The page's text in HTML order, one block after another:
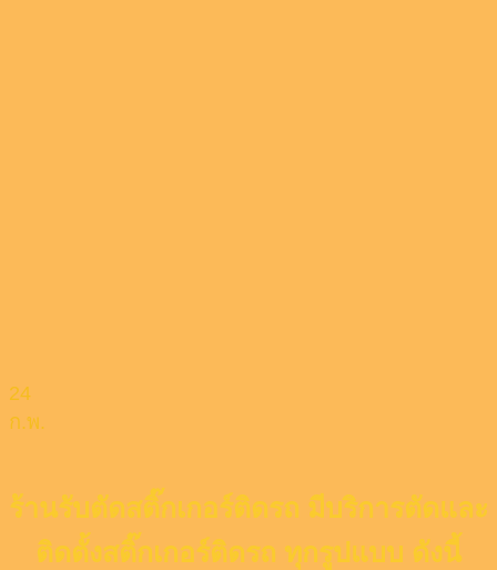
24
ก.พ.
ร้านรับตัดสติ๊กเกอร์ติดรถ มีบริการตัดและ
ติดตั้งสติ๊กเกอร์ติดรถ ทุกรูปแบบ ดังนี้